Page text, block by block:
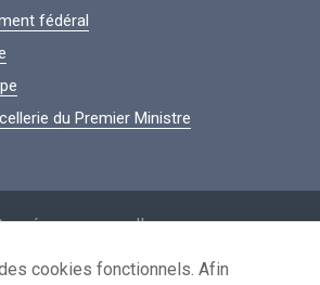
fédéral
du Premier Ministre
personnelles
de réutilisation
cookies fonctionnels. Afin